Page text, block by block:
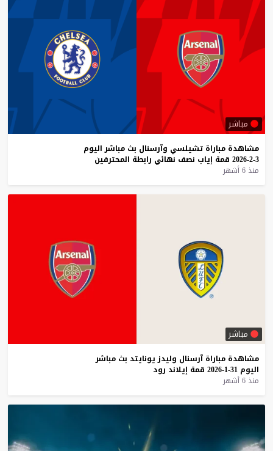
مباشر
مشاهدة مباراة تشيلسي وآرسنال بث مباشر اليوم
3-2-2026
قمة إياب نصف نهائي رابطة المحترفين
منذ 6 أشهر
مباشر
مشاهدة مباراة آرسنال وليدز يونايتد بث مباشر
اليوم 31-1-2026 قمة إيلاند رود
منذ 6 أشهر